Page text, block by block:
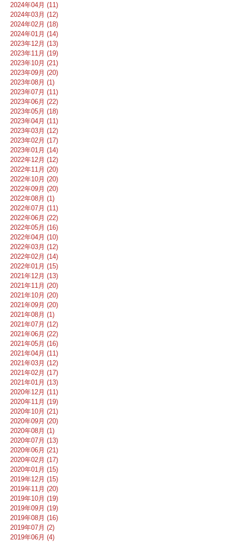
2024年04月 (11)
2024年03月 (12)
2024年02月 (18)
2024年01月 (14)
2023年12月 (13)
2023年11月 (19)
2023年10月 (21)
2023年09月 (20)
2023年08月 (1)
2023年07月 (11)
2023年06月 (22)
2023年05月 (18)
2023年04月 (11)
2023年03月 (12)
2023年02月 (17)
2023年01月 (14)
2022年12月 (12)
2022年11月 (20)
2022年10月 (20)
2022年09月 (20)
2022年08月 (1)
2022年07月 (11)
2022年06月 (22)
2022年05月 (16)
2022年04月 (10)
2022年03月 (12)
2022年02月 (14)
2022年01月 (15)
2021年12月 (13)
2021年11月 (20)
2021年10月 (20)
2021年09月 (20)
2021年08月 (1)
2021年07月 (12)
2021年06月 (22)
2021年05月 (16)
2021年04月 (11)
2021年03月 (12)
2021年02月 (17)
2021年01月 (13)
2020年12月 (11)
2020年11月 (19)
2020年10月 (21)
2020年09月 (20)
2020年08月 (1)
2020年07月 (13)
2020年06月 (21)
2020年02月 (17)
2020年01月 (15)
2019年12月 (15)
2019年11月 (20)
2019年10月 (19)
2019年09月 (19)
2019年08月 (16)
2019年07月 (2)
2019年06月 (4)